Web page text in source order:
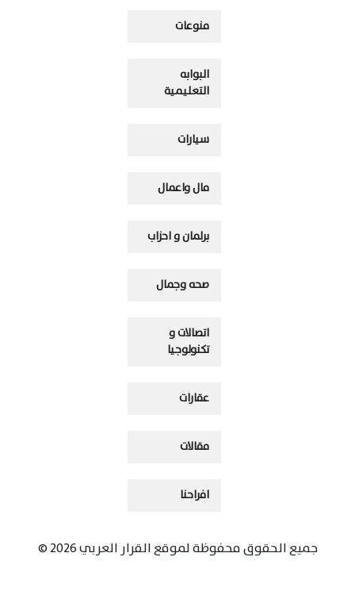
منوعات
البوابه
التعليمية
سيارات
مال واعمال
برلمان و احزاب
صحه وجمال
اتصالات و
تكنولوجيا
عقارات
مقالات
افراحنا
جميع الحقوق محفوظة لموقع القرار العربي 2026 ©